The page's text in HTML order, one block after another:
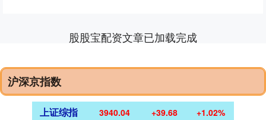
股股宝配资文章已加载完成
沪深京指数
上证综指 3940.04 +39.68 +1.02%